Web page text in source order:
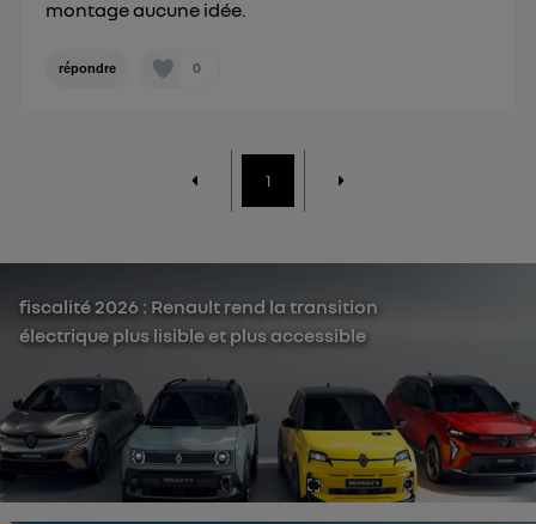
montage aucune idée.
répondre 0
1
fiscalité 2026 : Renault rend la transition
électrique plus lisible et plus accessible